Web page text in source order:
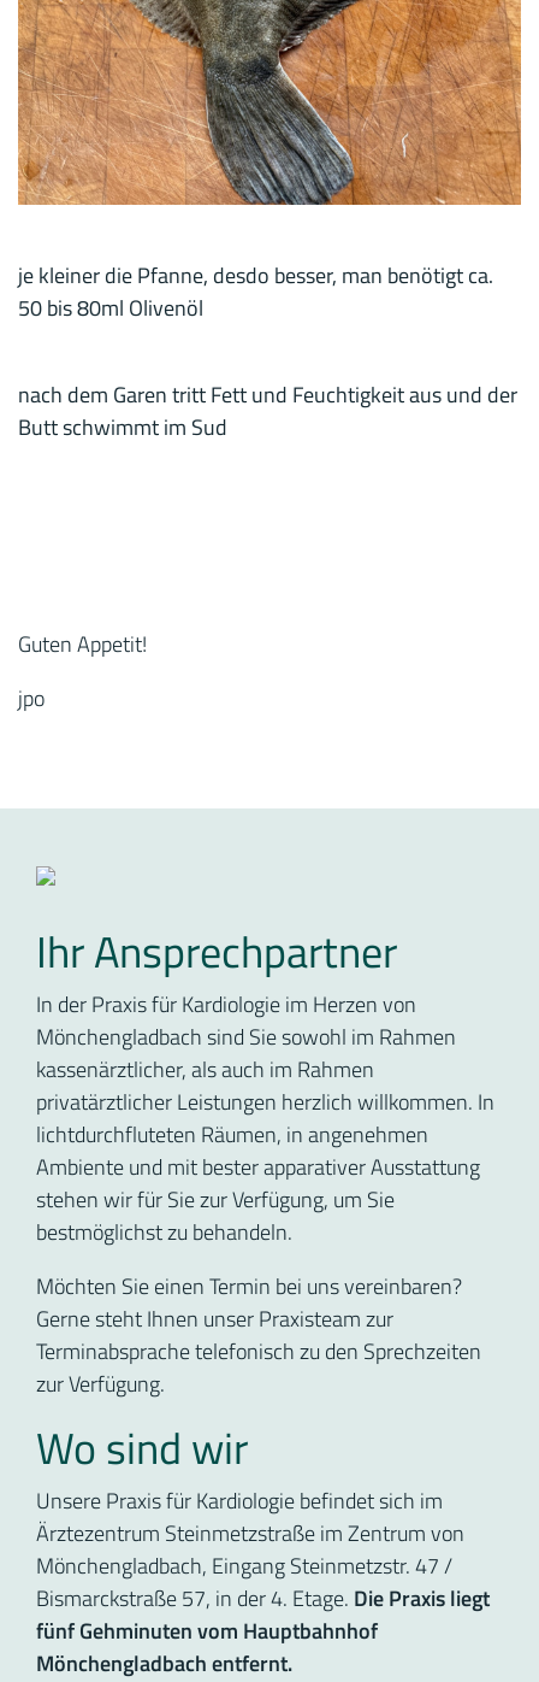
je kleiner die Pfanne, desdo besser, man benötigt ca.
50 bis 80ml Olivenöl
nach dem Garen tritt Fett und Feuchtigkeit aus und der
Butt schwimmt im Sud
Guten Appetit!
jpo
Ihr Ansprechpartner
In der Praxis für Kardiologie im Herzen von
Mönchengladbach sind Sie sowohl im Rahmen
kassenärztlicher, als auch im Rahmen
privatärztlicher Leistungen herzlich willkommen. In
lichtdurchfluteten Räumen, in angenehmen
Ambiente und mit bester apparativer Ausstattung
stehen wir für Sie zur Verfügung, um Sie
bestmöglichst zu behandeln.
Möchten Sie einen Termin bei uns vereinbaren?
Gerne steht Ihnen unser Praxisteam zur
Terminabsprache telefonisch zu den Sprechzeiten
zur Verfügung.
Wo sind wir
Unsere Praxis für Kardiologie befindet sich im
Ärztezentrum Steinmetzstraße im Zentrum von
Mönchengladbach, Eingang Steinmetzstr. 47 /
Bismarckstraße 57, in der 4. Etage. Die Praxis liegt
fünf Gehminuten vom Hauptbahnhof
Mönchengladbach entfernt.